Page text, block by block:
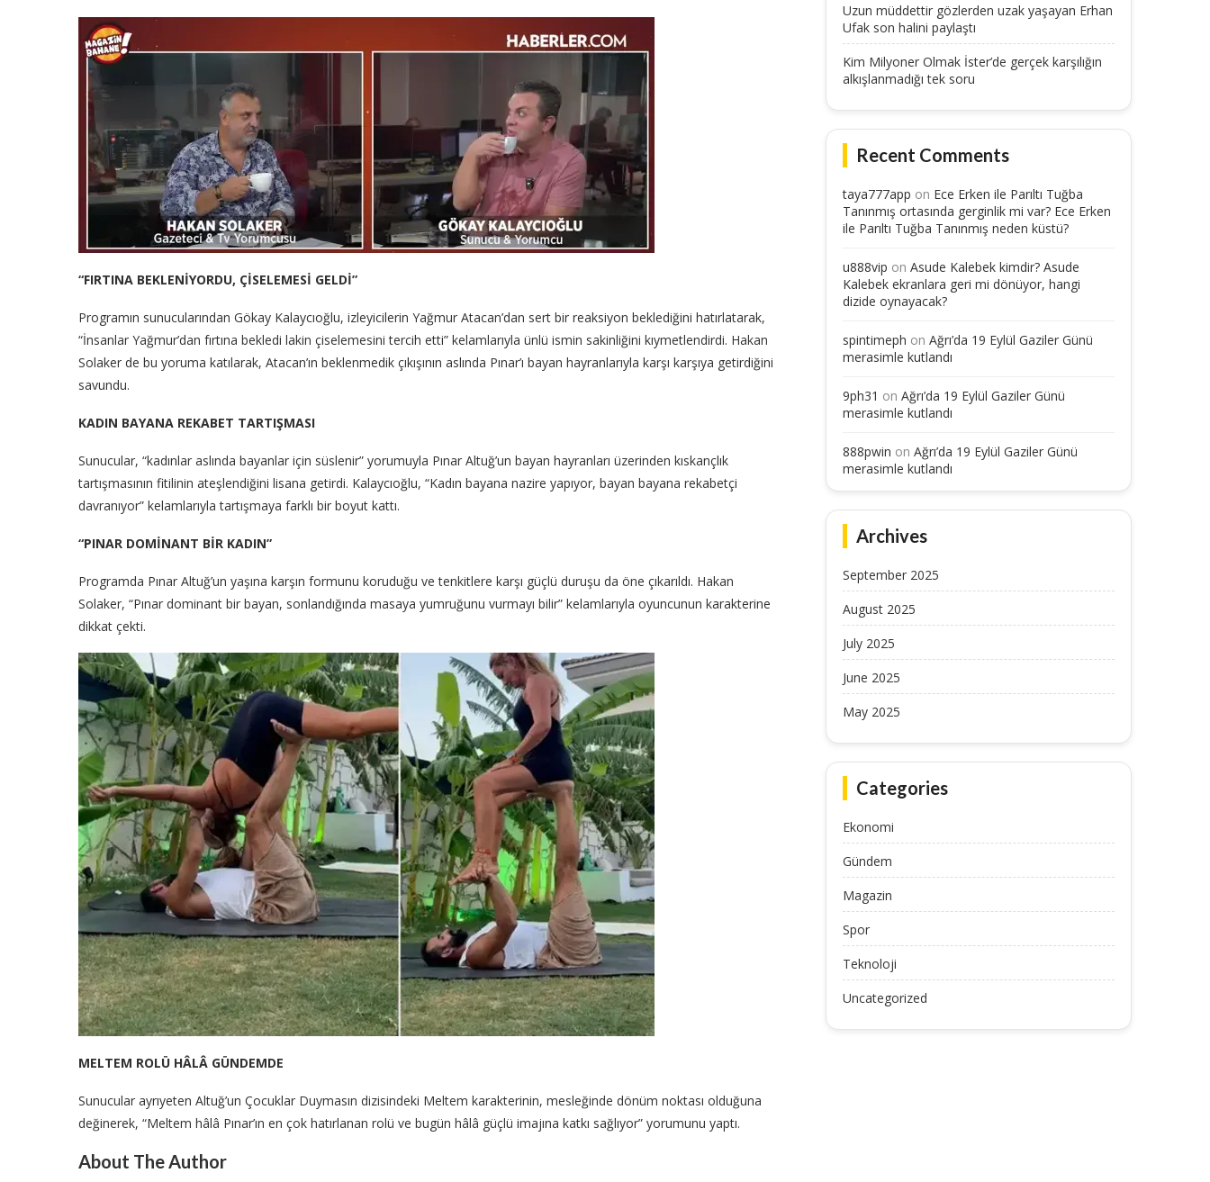
“FIRTINA BEKLENİYORDU, ÇİSELEMESİ GELDİ”
Programın sunucularından Gökay Kalaycıoğlu, izleyicilerin Yağmur Atacan’dan sert bir reaksiyon beklediğini hatırlatarak,
“İnsanlar Yağmur’dan fırtına bekledi lakin çiselemesini tercih etti” kelamlarıyla ünlü ismin sakinliğini kıymetlendirdi. Hakan
Solaker de bu yoruma katılarak, Atacan’ın beklenmedik çıkışının aslında Pınar’ı bayan hayranlarıyla karşı karşıya getirdiğini
savundu.
KADIN BAYANA REKABET TARTIŞMASI
Sunucular, “kadınlar aslında bayanlar için süslenir” yorumuyla Pınar Altuğ’un bayan hayranları üzerinden kıskançlık
tartışmasının fitilinin ateşlendiğini lisana getirdi. Kalaycıoğlu, “Kadın bayana nazire yapıyor, bayan bayana rekabetçi
davranıyor” kelamlarıyla tartışmaya farklı bir boyut kattı.
“PINAR DOMİNANT BİR KADIN”
Programda Pınar Altuğ’un yaşına karşın formunu koruduğu ve tenkitlere karşı güçlü duruşu da öne çıkarıldı. Hakan
Solaker, “Pınar dominant bir bayan, sonlandığında masaya yumruğunu vurmayı bilir” kelamlarıyla oyuncunun karakterine
dikkat çekti.
MELTEM ROLÜ HÂLÂ GÜNDEMDE
Sunucular ayrıyeten Altuğ’un Çocuklar Duymasın dizisindeki Meltem karakterinin, mesleğinde dönüm noktası olduğuna
değinerek, “Meltem hâlâ Pınar’ın en çok hatırlanan rolü ve bugün hâlâ güçlü imajına katkı sağlıyor” yorumunu yaptı.
About The Author
Uzun müddettir gözlerden uzak yaşayan Erhan
Ufak son halini paylaştı
Kim Milyoner Olmak İster’de gerçek karşılığın
alkışlanmadığı tek soru
Recent Comments
taya777app on Ece Erken ile Parıltı Tuğba
Tanınmış ortasında gerginlik mi var? Ece Erken
ile Parıltı Tuğba Tanınmış neden küstü?
u888vip on Asude Kalebek kimdir? Asude
Kalebek ekranlara geri mi dönüyor, hangi
dizide oynayacak?
spintimeph on Ağrı’da 19 Eylül Gaziler Günü
merasimle kutlandı
9ph31 on Ağrı’da 19 Eylül Gaziler Günü
merasimle kutlandı
888pwin on Ağrı’da 19 Eylül Gaziler Günü
merasimle kutlandı
Archives
September 2025
August 2025
July 2025
June 2025
May 2025
Categories
Ekonomi
Gündem
Magazin
Spor
Teknoloji
Uncategorized